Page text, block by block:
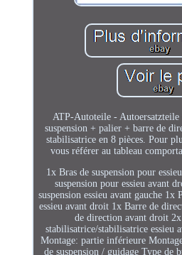
ATP-Autoteile -
suspension + palier + barre de
stabilisatrice en 8 pièces. Pour
vous référer au tableau
1x Bras de suspension pour
suspension pour essieu avant
suspension essieu avant gauche 1x
essieu avant droit 1x Barre de
de direction avant droit
stabilisatrice/stabilisatrice essieu
Montage: partie inférieure
de suspension / guidage Type de